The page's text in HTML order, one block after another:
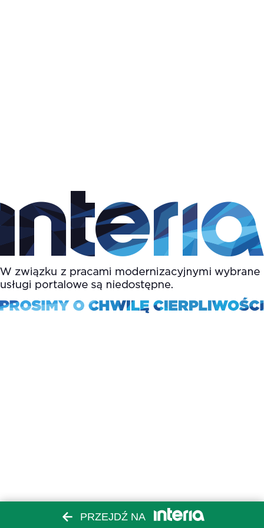
PRZEJDŹ NA